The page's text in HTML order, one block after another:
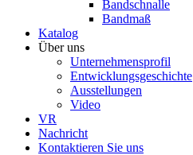
Bandschnalle
Bandmaß
Katalog
Über uns
Unternehmensprofil
Entwicklungsgeschichte
Ausstellungen
Video
VR
Nachricht
Kontaktieren Sie uns